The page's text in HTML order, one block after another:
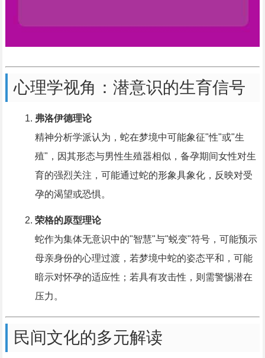
心理学视角：潜意识的生育信号
弗洛伊德理论
精神分析学派认为，蛇在梦境中可能象征"性"或"生
殖"，因其形态与男性生殖器相似，备孕期间女性对生
育的强烈关注，可能通过蛇的形象具象化，反映对受
孕的渴望或恐惧。
荣格的原型理论
蛇作为集体无意识中的"智慧"与"蜕变"符号，可能预示
母亲身份的心理过渡，若梦境中蛇的姿态平和，可能
暗示对怀孕的适应性；若具有攻击性，则需警惕潜在
压力。
民间文化的多元解读